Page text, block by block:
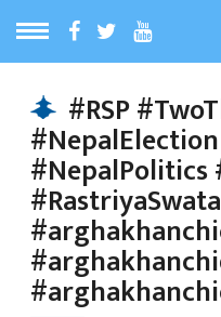
MENU
समाचार
समाचार
#RSP